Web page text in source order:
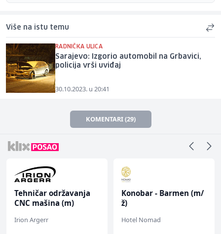
Više na istu temu
RADNIČKA ULICA
Sarajevo: Izgorio automobil na Grbavici,
policija vrši uviđaj
30.10.2023. u 20:41
KOMENTARI (29)
Tehničar održavanja
CNC mašina (m)
Irion Argerr
Konobar - Barmen (m/
ž)
Hotel Nomad